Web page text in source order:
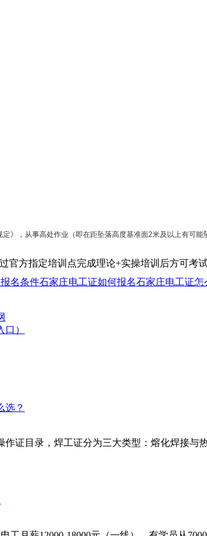
》，从事‌高处作业‌（即在距坠落高度基准面2米及以上有可
官方指定培训点‌完成理论+实操培训后方可考试‌‌
名条件石家庄电工证如何报名石家庄电工证怎
）
证目录，焊工证分为三大类型：熔化焊接与